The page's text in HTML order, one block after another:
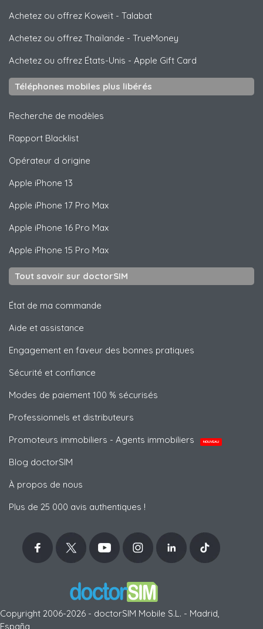
Achetez ou offrez Koweït - Talabat
Achetez ou offrez Thaïlande - TrueMoney
Achetez ou offrez États-Unis - Apple Gift Card
Téléphones mobiles plus libérés
Recherche de modèles
Rapport Blacklist
Opérateur d origine
Apple iPhone 13
Apple iPhone 17 Pro Max
Apple iPhone 16 Pro Max
Apple iPhone 15 Pro Max
Tout savoir sur doctorSIM
État de ma commande
Aide et assistance
Engagement en faveur des bonnes pratiques
Sécurité et confiance
Modes de paiement 100 % sécurisés
Professionnels et distributeurs
Promoteurs immobiliers - Agents immobiliers
NOUVEAU
Blog doctorSIM
À propos de nous
Plus de 25 000 avis authentiques !
Copyright 2006-2026 - doctorSIM Mobile S.L. - Madrid,
España